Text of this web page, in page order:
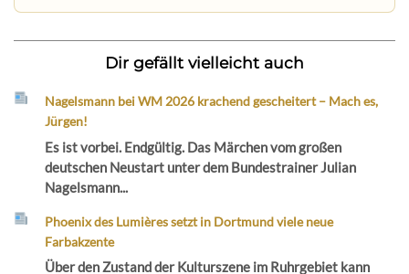
Dir gefällt vielleicht auch
Nagelsmann bei WM 2026 krachend gescheitert – Mach es,
Jürgen!
Es ist vorbei. Endgültig. Das Märchen vom großen
deutschen Neustart unter dem Bundestrainer Julian
Nagelsmann...
Phoenix des Lumières setzt in Dortmund viele neue
Farbakzente
Über den Zustand der Kulturszene im Ruhrgebiet kann